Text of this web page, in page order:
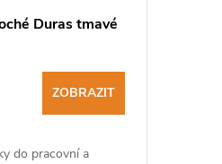
Duras tmavé
ZOBRAZIT
do pracovní a